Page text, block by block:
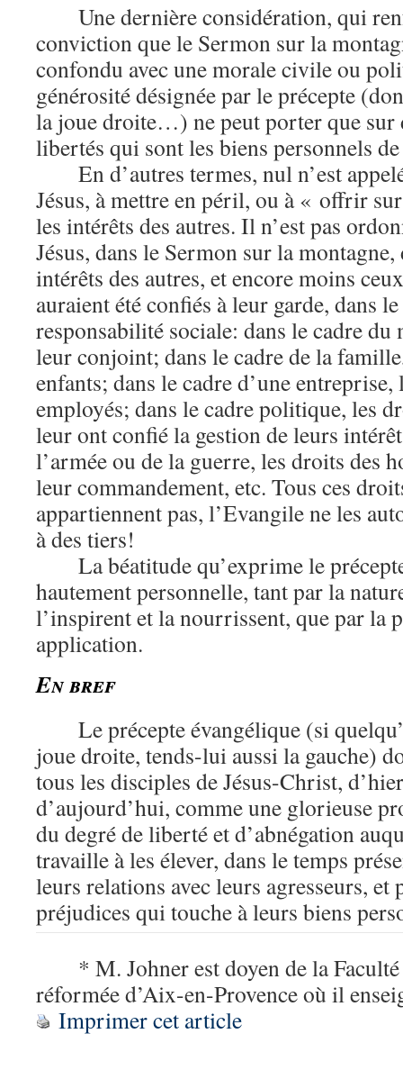
Une dernière considération, qui
conviction que le Sermon sur la
confondu avec une morale civile ou
générosité désignée par le précepte
la joue droite…) ne peut porter que sur
libertés qui sont les biens personnels
En d’autres termes, nul n’est
Jésus, à mettre en péril, ou à « offrir
les intérêts des autres. Il n’est pas
Jésus, dans le Sermon sur la
intérêts des autres, et encore moins
auraient été confiés à leur garde, dans
responsabilité sociale: dans le cadre du
leur conjoint; dans le cadre de la
enfants; dans le cadre d’une
employés; dans le cadre politique, les
leur ont confié la gestion de leurs
l’armée ou de la guerre, les droits des
leur commandement, etc. Tous ces
appartiennent pas, l’Evangile ne les
à des tiers!
La béatitude qu’exprime le
hautement personnelle, tant par la
l’inspirent et la nourrissent, que par la
application.
En bref
Le précepte évangélique (si
joue droite, tends-lui aussi la gauche)
tous les disciples de Jésus-Christ,
d’aujourd’hui, comme une glorieuse
du degré de liberté et d’abnégation
travaille à les élever, dans le temps
leurs relations avec leurs agresseurs, et
préjudices qui touche à leurs biens
* M. Johner est doyen de la
réformée d’Aix-en-Provence où il
Imprimer cet article